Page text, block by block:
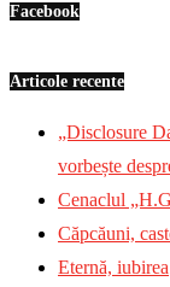
Facebook
Articole recente
„Disclosure
vorbește
Cenaclul
Căpcăuni,
Eternă, iubirea